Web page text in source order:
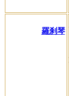
羅刹琴